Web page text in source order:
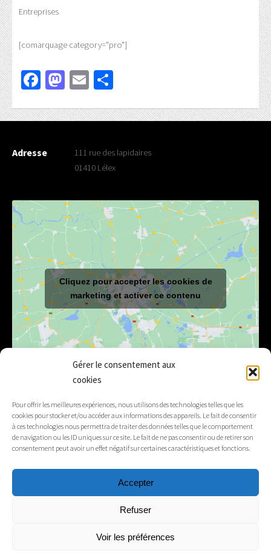
Gérer le consentement aux
cookies
Pour offrir les meilleures expériences, nous utilisons des technologies telles que les
cookies pour stocker et/ou accéder aux informations des appareils. Le fait de consentir
à ces technologies nous permettra de traiter des données telles que le comportement
de navigation ou les ID uniques sur ce site. Le fait de ne pas consentir ou de retirer son
consentement peut avoir un effet négatif sur certaines caractéristiques et fonctions.
Accepter
Refuser
Voir les préférences
Entreprises
[comarquage category="pro"]
Facebook
Mastodon
Email
Adresse
111 rue des lapidaires
01410 Lélex
Cliquez pour accepter les cookies de
marketing et activer ce contenu
Tél. 04 50 20 91 15
Mentions légales